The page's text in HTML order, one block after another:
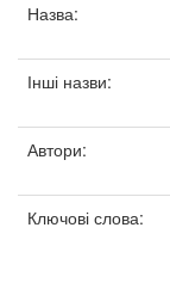
Назва:
Інші назви:
Автори:
Ключові слова: